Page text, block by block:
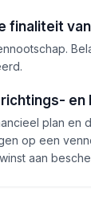
finaliteit
plan en
op een
aan